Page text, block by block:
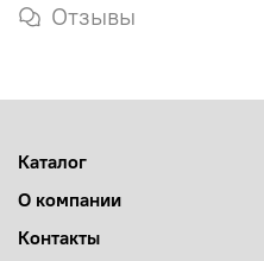
Отзывы
Каталог
О компании
Контакты